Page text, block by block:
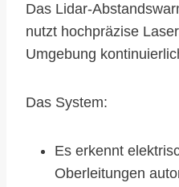
Das Lidar-
nutzt hochpräzise
Umgebung
Das System:
Es erkennt
Oberleitungen